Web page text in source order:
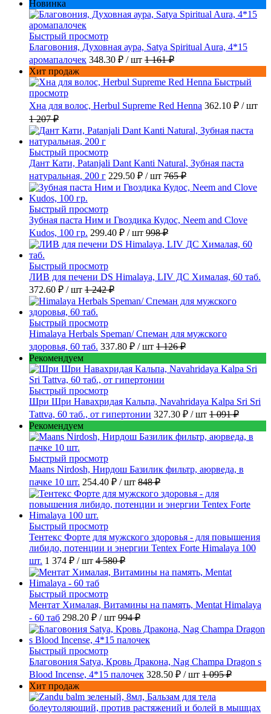
Новинка
Быстрый просмотр
Благовония, Духовная аура, Satya Spiritual Aura, 4*15
аромапалочек 348.30 ₽ / шт 1 161 ₽
Хит продаж
Быстрый
просмотр
Хна для волос, Herbul Supreme Red Henna 362.10 ₽ / шт
1 207 ₽
Быстрый просмотр
Дант Кати, Patanjali Dant Kanti Natural, Зубная паста
натуральная, 200 г 229.50 ₽ / шт 765 ₽
Быстрый просмотр
Зубная паста Ним и Гвоздика Кудос, Neem and Clove
Kudos, 100 гр. 299.40 ₽ / шт 998 ₽
Быстрый просмотр
ЛИВ для печени DS Himalaya, LIV ДС Хималая, 60 таб.
372.60 ₽ / шт 1 242 ₽
Быстрый просмотр
Himalaya Herbals Speman/ Спеман для мужского
здоровья, 60 таб. 337.80 ₽ / шт 1 126 ₽
Рекомендуем
Быстрый просмотр
Шри Шри Навахридая Кальпа, Navahridaya Kalpa Sri Sri
Tattva, 60 таб., от гипертонии 327.30 ₽ / шт 1 091 ₽
Рекомендуем
Быстрый просмотр
Maans Nirdosh, Нирдош Базилик фильтр, аюрведа, в
пачке 10 шт. 254.40 ₽ / шт 848 ₽
Быстрый просмотр
Тентекс Форте для мужского здоровья - для повышения
либидо, потенции и энергии Tentex Forte Himalaya 100
шт. 1 374 ₽ / шт 4 580 ₽
Быстрый просмотр
Ментат Хималая, Витамины на память, Mentat Himalaya
- 60 таб 298.20 ₽ / шт 994 ₽
Быстрый просмотр
Благовония Satya, Кровь Дракона, Nag Champa Dragon s
Blood Incense, 4*15 палочек 328.50 ₽ / шт 1 095 ₽
Хит продаж